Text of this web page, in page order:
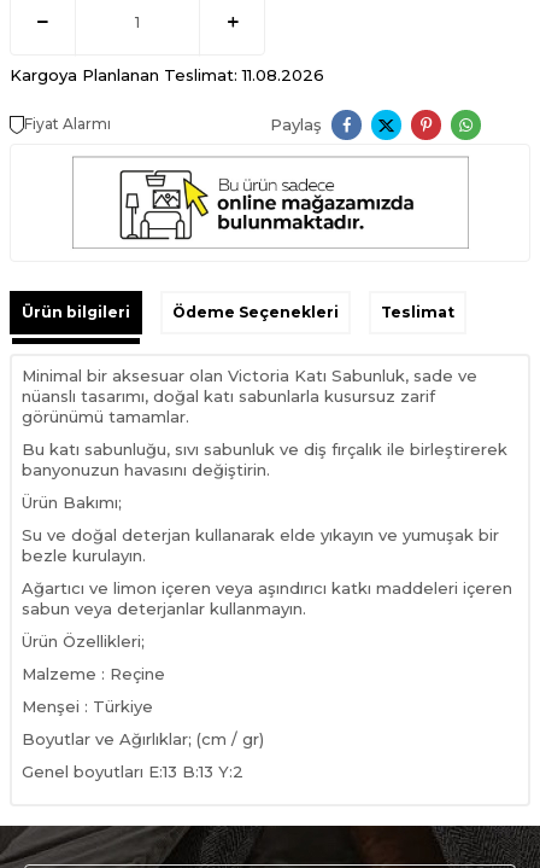
Kargoya Planlanan Teslimat: 11.08.2026
Fiyat Alarmı Paylaş
Ürün bilgileri Ödeme Seçenekleri Teslimat
Minimal bir aksesuar olan Victoria Katı Sabunluk, sade ve
nüanslı tasarımı, doğal katı sabunlarla kusursuz zarif
görünümü tamamlar.
Bu katı sabunluğu, sıvı sabunluk ve diş fırçalık ile birleştirerek
banyonuzun havasını değiştirin.
Ürün Bakımı;
Su ve doğal deterjan kullanarak elde yıkayın ve yumuşak bir
bezle kurulayın.
Ağartıcı ve limon içeren veya aşındırıcı katkı maddeleri içeren
sabun veya deterjanlar kullanmayın.
Ürün Özellikleri;
Malzeme : Reçine
Menşei : Türkiye
Boyutlar ve Ağırlıklar; (cm / gr)
Genel boyutları E:13 B:13 Y:2